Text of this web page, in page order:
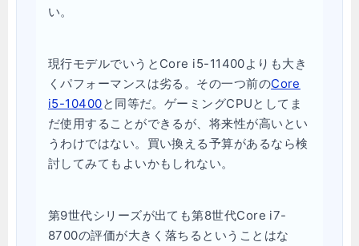
い。
現行モデルでいうとCore i5-11400よりも大き
くパフォーマンスは劣る。その一つ前のCore
i5-10400と同等だ。ゲーミングCPUとしてま
だ使用することができるが、将来性が高いとい
うわけではない。買い換える予算があるなら検
討してみてもよいかもしれない。
第9世代シリーズが出ても第8世代Core i7-
8700の評価が大きく落ちるということはな